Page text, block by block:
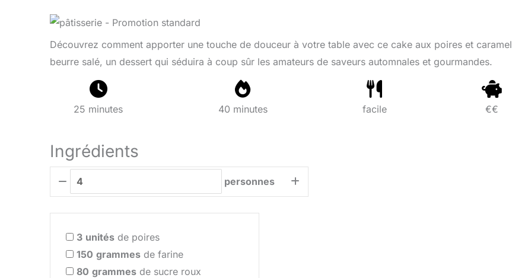
Découvrez comment apporter une touche de douceur à votre table avec ce cake aux poires et caramel
beurre salé, un dessert qui séduira à coup sûr les amateurs de saveurs automnales et gourmandes.
25 minutes 40 minutes facile €€
Ingrédients
personnes
3 unités de poires
150 grammes de farine
80 grammes de sucre roux